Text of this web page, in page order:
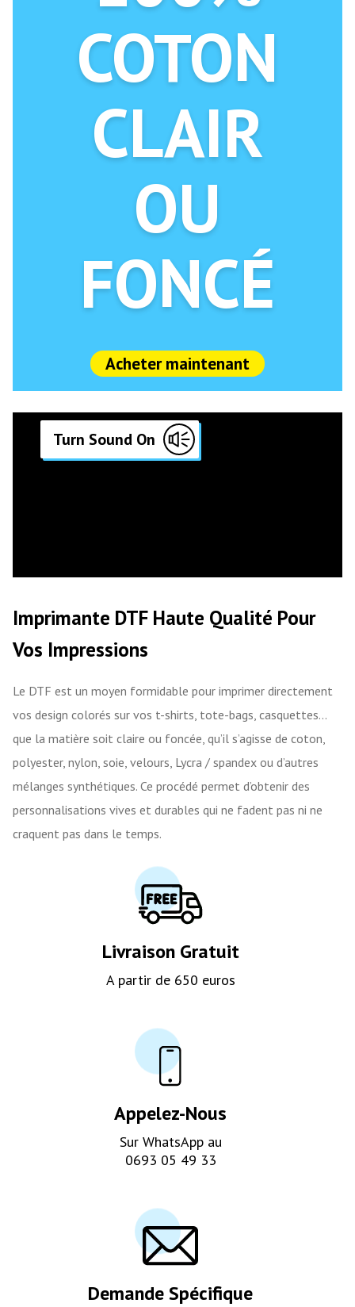
COTON
CLAIR
OU
FONCÉ
Acheter maintenant
Imprimante DTF Haute Qualité Pour
Vos Impressions
Le DTF est un moyen formidable pour imprimer directement
vos design colorés sur vos t-shirts, tote-bags, casquettes…
que la matière soit claire ou foncée, qu’il s’agisse de coton,
polyester, nylon, soie, velours, Lycra / spandex ou d’autres
mélanges synthétiques. Ce procédé permet d’obtenir des
personnalisations vives et durables qui ne fadent pas ni ne
craquent pas dans le temps.
Livraison Gratuit
A partir de 650 euros
Appelez-Nous
Sur WhatsApp au
0693 05 49 33
Demande Spécifique